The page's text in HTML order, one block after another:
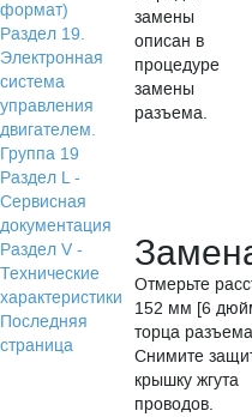
формат)
Раздел 19.
Электронная
система
управления
двигателем.
Группа 19
Раздел L -
Сервисная
документация
Раздел V -
Технические
характеристики
Последняя
страница
замены
описан в
процедуре
замены
разъема.
Отмерьте
152 мм [6
торца
Снимите
крышку жгута
проводов.